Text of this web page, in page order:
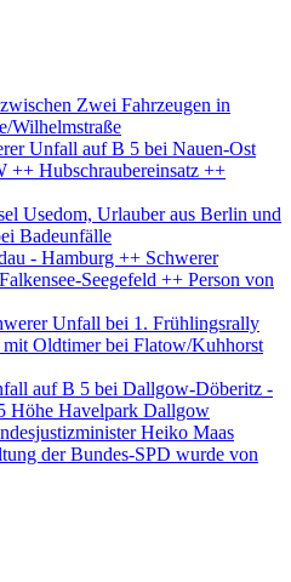
Zwei Fahrzeugen in
Wilhelmstraße
Unfall auf B 5 bei Nauen-Ost
Hubschraubereinsatz ++
Usedom, Urlauber aus Berlin und
Badeunfälle
- Hamburg ++ Schwerer
Seegefeld ++ Person von
Unfall bei 1. Frühlingsrally
Oldtimer bei Flatow/Kuhhorst
auf B 5 bei Dallgow-Döberitz -
Höhe Havelpark Dallgow
Heiko Maas
der Bundes-SPD wurde von